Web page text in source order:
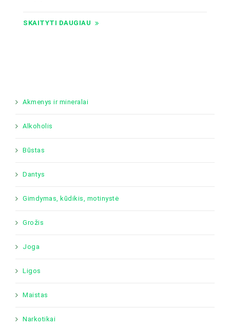
SKAITYTI DAUGIAU
Akmenys ir mineralai
Alkoholis
Būstas
Dantys
Gimdymas, kūdikis, motinystė
Grožis
Joga
Ligos
Maistas
Narkotikai